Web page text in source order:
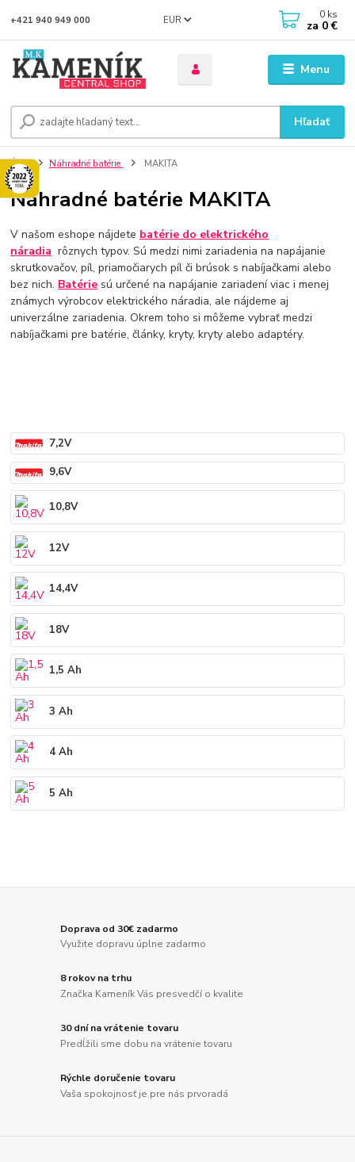
Menu
EUR
Hľadať
+421 940 949 000 0 ks
za 0 €
Úvod Náhradné batérie MAKITA
Náhradné batérie MAKITA
V našom eshope nájdete batérie do elektrického
náradia rôznych typov. Sú medzi nimi zariadenia na napájanie
skrutkovačov, píl, priamočiarych píl či brúsok s nabíjačkami alebo
bez nich. Batérie sú určené na napájanie zariadení viac i menej
známych výrobcov elektrického náradia, ale nájdeme aj
univerzálne zariadenia. Okrem toho si môžeme vybrať medzi
nabíjačkami pre batérie, články, kryty, kryty alebo adaptéry.
7,2V
9,6V
10,8V
12V
14,4V
18V
1,5 Ah
3 Ah
4 Ah
5 Ah
Doprava od 30€ zadarmo
Využite dopravu úplne zadarmo
8 rokov na trhu
Značka Kameník Vás presvedčí o kvalite
30 dní na vrátenie tovaru
Predĺžili sme dobu na vrátenie tovaru
Rýchle doručenie tovaru
Vaša spokojnosť je pre nás prvoradá